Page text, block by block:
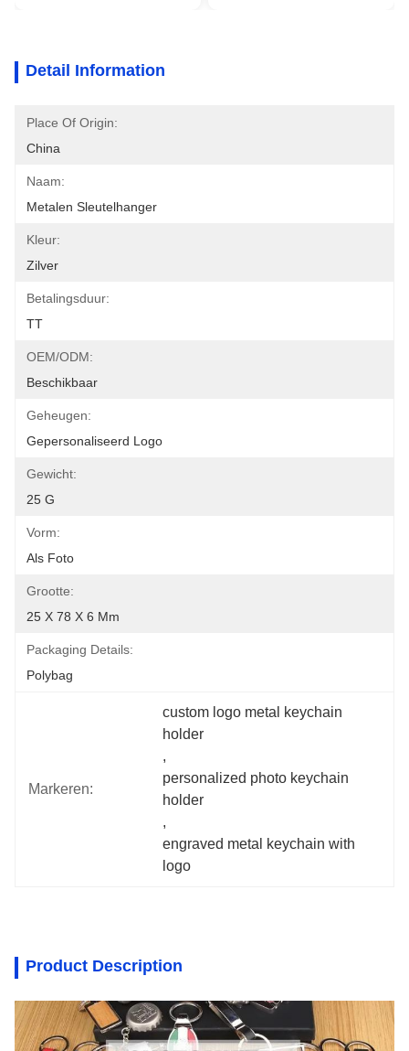
Detail Information
Place Of Origin:
China
Naam:
Metalen Sleutelhanger
Kleur:
Zilver
Betalingsduur:
TT
OEM/ODM:
Beschikbaar
Geheugen:
Gepersonaliseerd Logo
Gewicht:
25 G
Vorm:
Als Foto
Grootte:
25 X 78 X 6 Mm
Packaging Details:
Polybag
Markeren:
custom logo metal keychain
holder
,
personalized photo keychain
holder
,
engraved metal keychain with
logo
Product Description